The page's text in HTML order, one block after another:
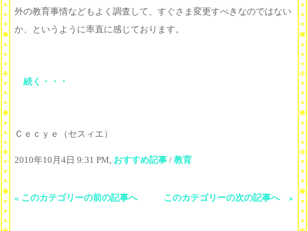
外の教育事情などもよく調査して、すぐさま変更すべきなのではない
か、というように率直に感じております。
続く・・・
Ｃｅｃｙｅ（セスィエ）
2010年10月4日 9:31 PM, おすすめ記事 / 教育
« このカテゴリーの前の記事へ このカテゴリーの次の記事へ »